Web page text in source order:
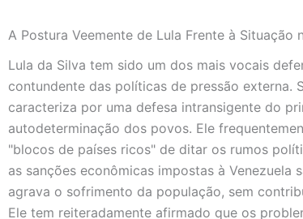
A Postura Veemente de Lula Frente à Situação
Lula da Silva tem sido um dos mais vocais
contundente das políticas de pressão externa.
caracteriza por uma defesa intransigente do
autodeterminação dos povos. Ele
"blocos de países ricos" de ditar os rumos
as sanções econômicas impostas à
agrava o sofrimento da população, sem
Ele tem reiteradamente afirmado que os